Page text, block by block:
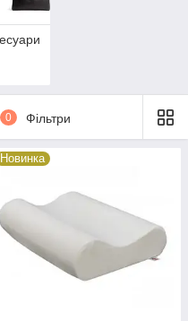
0 Фільтри
Новинка